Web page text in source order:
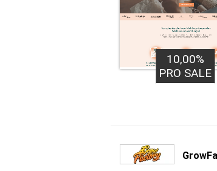
10,00%
PRO SALE